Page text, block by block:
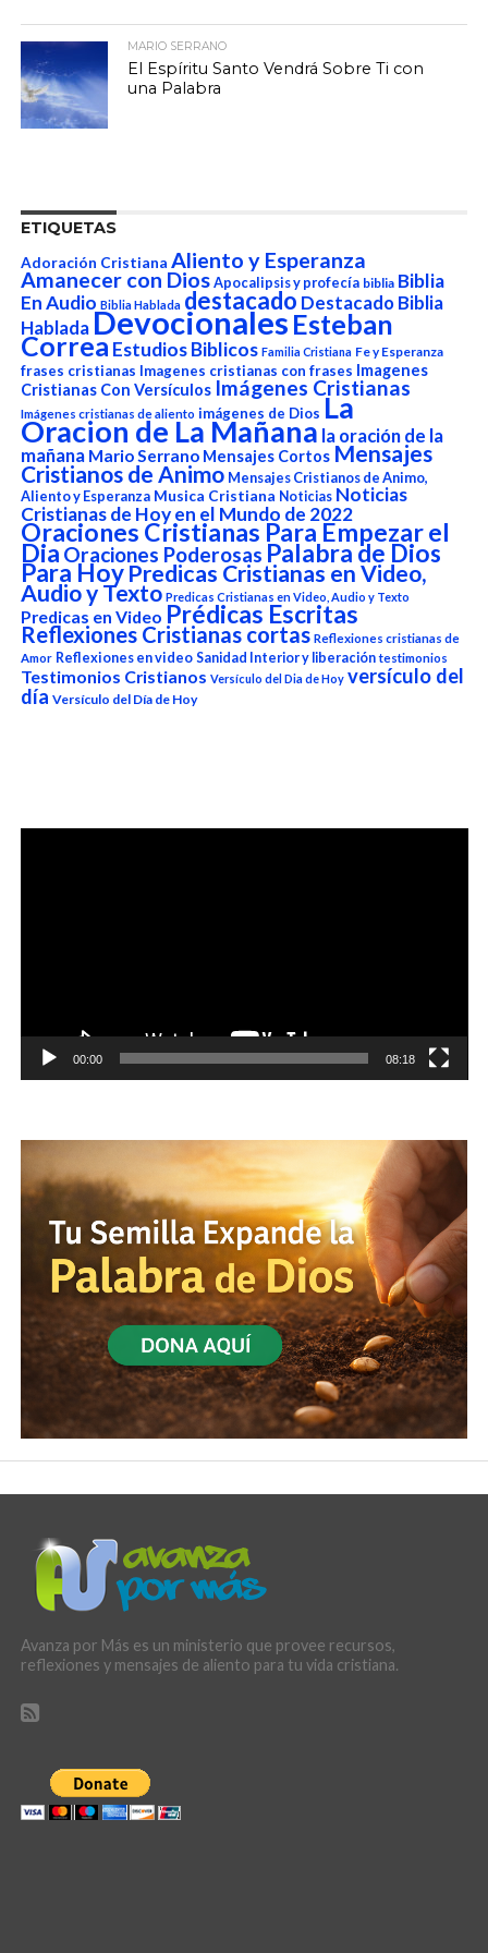
MARIO SERRANO
El Espíritu Santo Vendrá Sobre Ti con
una Palabra
ETIQUETAS
Adoración Cristiana Aliento y Esperanza
Amanecer con Dios Apocalipsis y profecía biblia Biblia
En Audio Biblia Hablada destacado Destacado Biblia
HabladaDevocionalesEsteban
Correa Estudios Biblicos Familia Cristiana Fe y Esperanza
frases cristianas Imagenes cristianas con frases Imagenes
Cristianas Con Versículos Imágenes Cristianas
Imágenes cristianas de aliento imágenes de Dios La
Oracion de La Mañana la oración de la
mañana Mario Serrano Mensajes Cortos Mensajes
Cristianos de Animo Mensajes Cristianos de Animo,
Aliento y Esperanza Musica Cristiana Noticias Noticias
Cristianas de Hoy en el Mundo de 2022
Oraciones Cristianas Para Empezar el
DiaOraciones Poderosas Palabra de Dios
Para Hoy Predicas Cristianas en Video,
Audio y Texto Predicas Cristianas en Video, Audio y Texto
Predicas en Video Prédicas Escritas
Reflexiones Cristianas cortas Reflexiones cristianas de
Amor Reflexiones en video Sanidad Interior y liberación testimonios
Testimonios Cristianos Versículo del Dia de Hoy versículo del
día Versículo del Día de Hoy
Reproductor
00:00 08:18
Avanza por Más es un ministerio que provee recursos,
reflexiones y mensajes de aliento para tu vida cristiana.